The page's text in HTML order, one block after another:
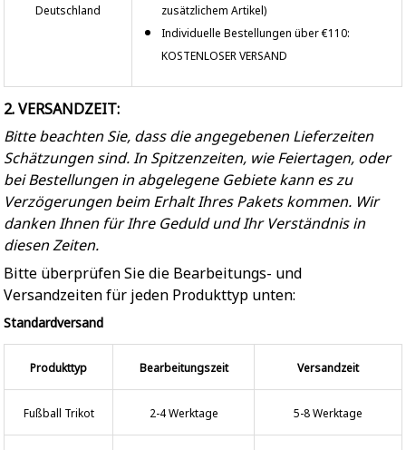
Deutschland
zusätzlichem Artikel)
Individuelle Bestellungen über €110:
KOSTENLOSER VERSAND
2. VERSANDZEIT:
Bitte beachten Sie, dass die angegebenen Lieferzeiten
Schätzungen sind. In Spitzenzeiten, wie Feiertagen, oder
bei Bestellungen in abgelegene Gebiete kann es zu
Verzögerungen beim Erhalt Ihres Pakets kommen. Wir
danken Ihnen für Ihre Geduld und Ihr Verständnis in
diesen Zeiten.
Bitte überprüfen Sie die Bearbeitungs- und
Versandzeiten für jeden Produkttyp unten:
Standardversand
Produkttyp Bearbeitungszeit Versandzeit
Fußball Trikot 2-4 Werktage 5-8 Werktage